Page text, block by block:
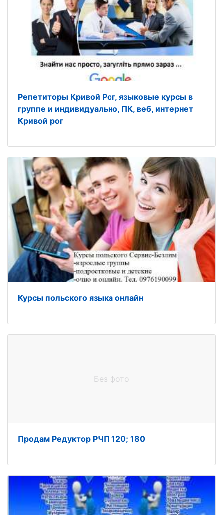
Репетиторы Кривой Рог, языковые курсы в
группе и индивидуально, ПК, веб, интернет
Кривой рог
Курсы польского языка онлайн
Без фото
Продам Редуктор РЧП 120; 180